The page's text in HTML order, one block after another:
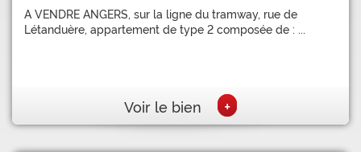
A VENDRE ANGERS, sur la ligne du tramway, rue de
Létanduère, appartement de type 2 composée de : ...
Voir le bien +